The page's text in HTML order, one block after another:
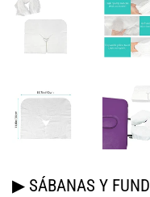
▶ SÁBANAS Y